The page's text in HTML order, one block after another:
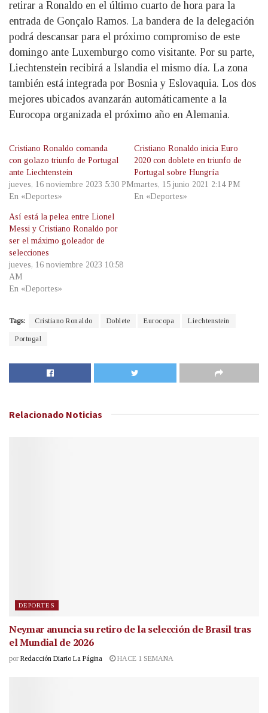
retirar a Ronaldo en el último cuarto de hora para la
entrada de Gonçalo Ramos. La bandera de la delegación
podrá descansar para el próximo compromiso de este
domingo ante Luxemburgo como visitante. Por su parte,
Liechtenstein recibirá a Islandia el mismo día. La zona
también está integrada por Bosnia y Eslovaquia. Los dos
mejores ubicados avanzarán automáticamente a la
Eurocopa organizada el próximo año en Alemania.
Cristiano Ronaldo comanda
con golazo triunfo de Portugal
ante Liechtenstein
jueves, 16 noviembre 2023 5:30 PM
En «Deportes»
Cristiano Ronaldo inicia Euro
2020 con doblete en triunfo de
Portugal sobre Hungría
martes, 15 junio 2021 2:14 PM
En «Deportes»
Así está la pelea entre Lionel
Messi y Cristiano Ronaldo por
ser el máximo goleador de
selecciones
jueves, 16 noviembre 2023 10:58
AM
En «Deportes»
Tags: Cristiano Ronaldo Doblete Eurocopa Liechtenstein
Portugal
Relacionado Noticias
DEPORTES
Neymar anuncia su retiro de la selección de Brasil tras
el Mundial de 2026
por Redacción Diario La Página HACE 1 SEMANA